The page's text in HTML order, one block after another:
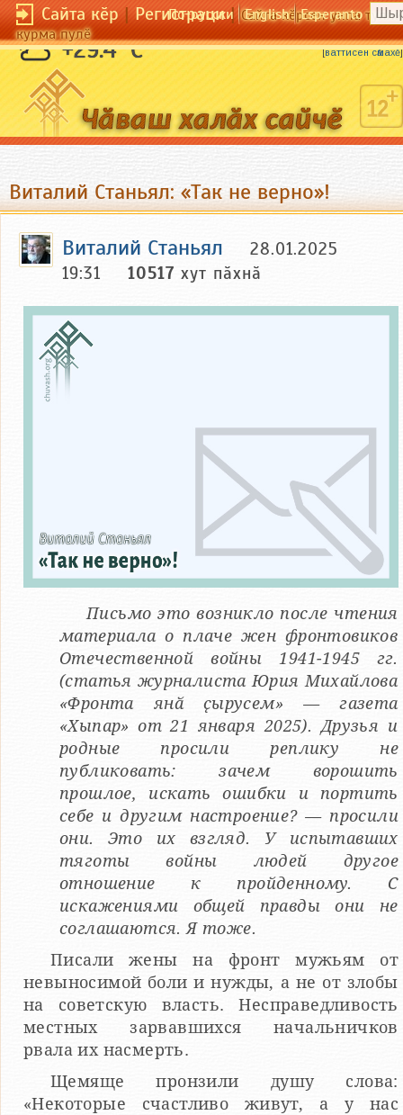
Сайта кӗр|Регистраци|Сайта кӗрсен унпа
курма пулӗ
По-русски English Esperanto
+29.4 °C Ӗни хура та — сӗчӗ шурӑ.
[ваттисен сӑмахӗ]
Виталий Станьял: «Так не верно»!
Виталий Станьял
28.01.2025
19:31
10517 хут пӑхнӑ
Письмо это возникло после чтения
материала о плаче жен фронтовиков
Отечественной войны 1941-1945 гг.
(статья журналиста Юрия Михайлова
«Фронта янӑ ҫырусем» — газета
«Хыпар» от 21 января 2025). Друзья и
родные просили реплику не
публиковать: зачем ворошить
прошлое, искать ошибки и портить
себе и другим настроение? — просили
они. Это их взгляд. У испытавших
тяготы войны людей другое
отношение к пройденному. С
искажениями общей правды они не
соглашаются. Я тоже.
Писали жены на фронт мужьям от
невыносимой боли и нужды, а не от злобы
на советскую власть. Несправедливость
местных зарвавшихся начальничков
рвала их насмерть.
Щемяще пронзили душу слова:
«Некоторые счастливо живут, а у нас